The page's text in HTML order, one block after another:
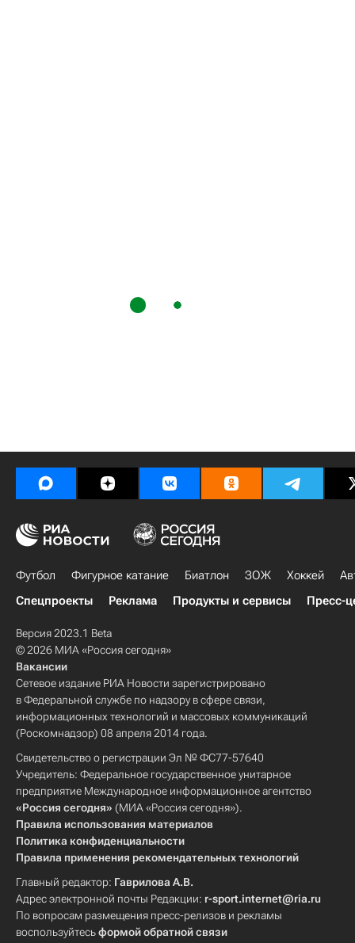
Футбол Фигурное катание Биатлон ЗОЖ Хоккей
Спецпроекты
Реклама Продукты и сервисы Пресс-
Версия 2023.1 Beta
© 2026 МИА «Россия сегодня»
Вакансии
Сетевое издание РИА Новости зарегистрировано
в Федеральной службе по надзору в сфере связи,
информационных технологий и массовых коммуникаций
(Роскомнадзор) 08 апреля 2014 года.
Свидетельство о регистрации Эл № ФС77-57640
Учредитель: Федеральное государственное унитарное
предприятие Международное информационное агентство
«Россия сегодня» (МИА «Россия сегодня»).
Правила использования материалов
Политика конфиденциальности
Правила применения рекомендательных технологий
Главный редактор: Гаврилова А.В.
Адрес электронной почты Редакции: r-sport.internet@ria.ru
По вопросам размещения пресс-релизов и рекламы
воспользуйтесьформой обратной связи